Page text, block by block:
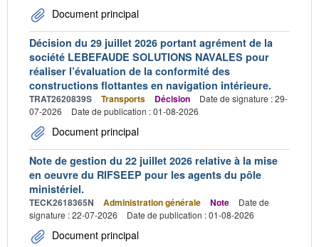
Document principal
Décision du 29 juillet 2026 portant agrément de la
société LEBEFAUDE SOLUTIONS NAVALES pour
réaliser l’évaluation de la conformité des
constructions flottantes en navigation intérieure.
TRAT2620839S Transports Décision
Date de signature : 29-
07-2026
Date de publication : 01-08-2026
Document principal
Note de gestion du 22 juillet 2026 relative à la mise
en oeuvre du RIFSEEP pour les agents du pôle
ministériel.
TECK2618365N Administration générale Note
Date de
signature : 22-07-2026
Date de publication : 01-08-2026
Document principal